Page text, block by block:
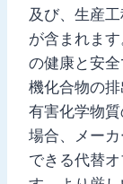
及び、生産
が含まれま
の健康と安
機化合物の
有害化学物
場合、メー
できる代替